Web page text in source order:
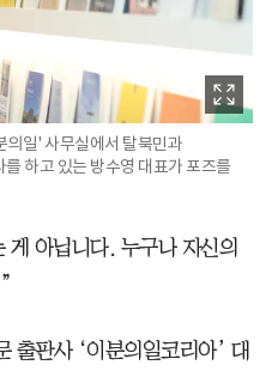
의일' 사무실에서 탈북민과
하고 있는 방수영 대표가 포즈를
게 아닙니다. 누구나 자신의
출판사 ‘이분의일코리아’ 대